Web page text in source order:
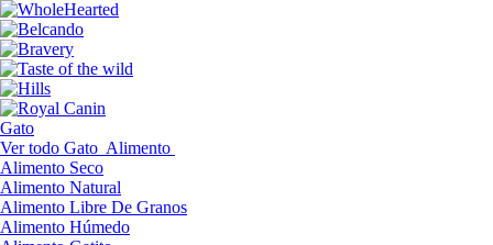
Gato
Ver todo Gato Alimento
Alimento Seco
Alimento Natural
Alimento Libre De Granos
Alimento Húmedo